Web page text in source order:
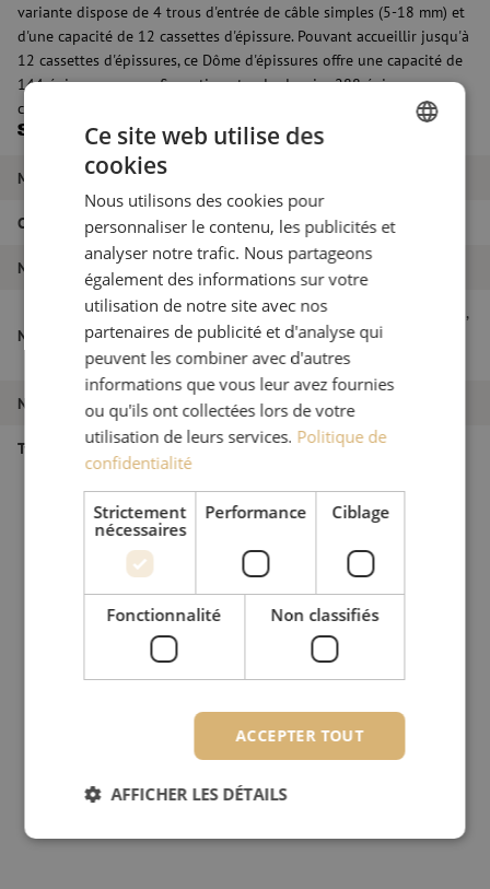
variante dispose de 4 trous d'entrée de câble simples (5-18 mm) et
d'une capacité de 12 cassettes d'épissure. Pouvant accueillir jusqu'à
12 cassettes d'épissures, ce Dôme d'épissures offre une capacité de
144 épissures en configuration standard, voire 288 épissures en
cas d'utilisation de plateaux haute densité.
Spécifications
Marque
Couleur Noir
Nombre de fibres 144
Nom de l'article
Dôme de protection d'épissures BPEO S1,
4x entrée de câble, 12x cassette de
soudage, Corning
Numéro d'article M00003537
Type de produit Manchons de fusion
Ce site web utilise des
cookies
Nous utilisons des cookies pour
personnaliser le contenu, les publicités et
analyser notre trafic. Nous partageons
également des informations sur votre
utilisation de notre site avec nos
partenaires de publicité et d'analyse qui
peuvent les combiner avec d'autres
informations que vous leur avez fournies
ou qu'ils ont collectées lors de votre
utilisation de leurs services. Politique de
confidentialité
Strictement
nécessaires
Performance Ciblage
Fonctionnalité Non classifiés
ACCEPTER TOUT
AFFICHER LES DÉTAILS